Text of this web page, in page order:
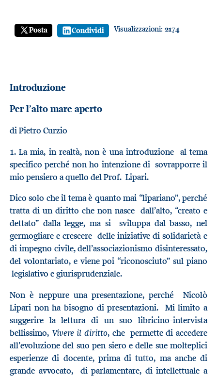
Posta Condividi Visualizzazioni: 2174
Introduzione
Per l’alto mare aperto
di Pietro Curzio
1. La mia, in realtà, non è una introduzione al tema
specifico perché non ho intenzione di sovrapporre il
mio pensiero a quello del Prof. Lipari.
Dico solo che il tema è quanto mai “lipariano”, perché
tratta di un diritto che non nasce dall’alto, “creato e
dettato” dalla legge, ma si sviluppa dal basso, nel
germogliare e crescere delle iniziative di solidarietà e
di impegno civile, dell’associazionismo disinteressato,
del volontariato, e viene poi “riconosciuto” sul piano
legislativo e giurisprudenziale.
Non è neppure una presentazione, perché Nicolò
Lipari non ha bisogno di presentazioni. Mi limito a
suggerire la lettura di un suo libricino-intervista
bellissimo, Vivere il diritto, che permette di accedere
all’evoluzione del suo pen siero e delle sue molteplici
esperienze di docente, prima di tutto, ma anche di
grande avvocato, di parlamentare, di intellettuale a